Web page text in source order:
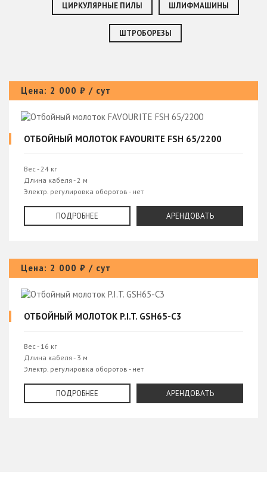
ЦИРКУЛЯРНЫЕ ПИЛЫ ШЛИФМАШИНЫ
ШТРОБОРЕЗЫ
Цена: 2 000 ₽ / сут
ОТБОЙНЫЙ МОЛОТОК FAVOURITE FSH 65/2200
Вес - 24 кг
Длина кабеля - 2 м
Электр. регулировка оборотов - нет
Тип патрона - шестигранный
ПОДРОБНЕЕ АРЕНДОВАТЬ
Цена: 2 000 ₽ / сут
ОТБОЙНЫЙ МОЛОТОК P.I.T. GSH65-C3
Вес - 16 кг
Длина кабеля - 3 м
Электр. регулировка оборотов - нет
Тип патрона - шестигранный
ПОДРОБНЕЕ АРЕНДОВАТЬ